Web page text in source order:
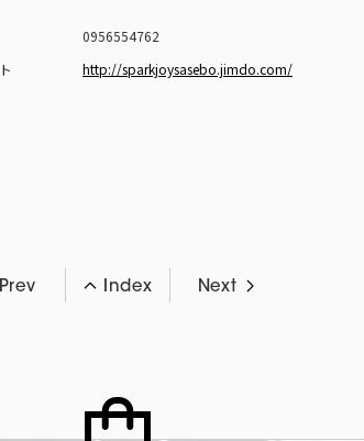
0956554762
http://sparkjoysasebo.jimdo.com/
Prev Index Next